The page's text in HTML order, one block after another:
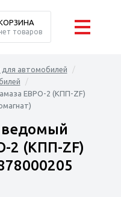
для автомобилей
ЕВРО-2 (КПП-ZF)
ведомый
2 (КПП-ZF)
товаров